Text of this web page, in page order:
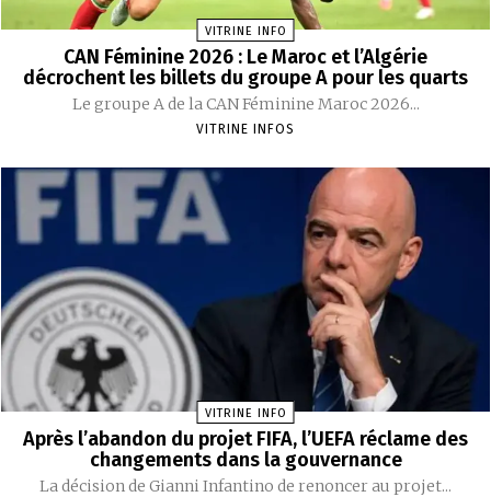
VITRINE INFO
CAN Féminine 2026 : Le Maroc et l’Algérie
décrochent les billets du groupe A pour les quarts
Le groupe A de la CAN Féminine Maroc 2026...
VITRINE INFOS
VITRINE INFO
Après l’abandon du projet FIFA, l’UEFA réclame des
changements dans la gouvernance
La décision de Gianni Infantino de renoncer au projet...